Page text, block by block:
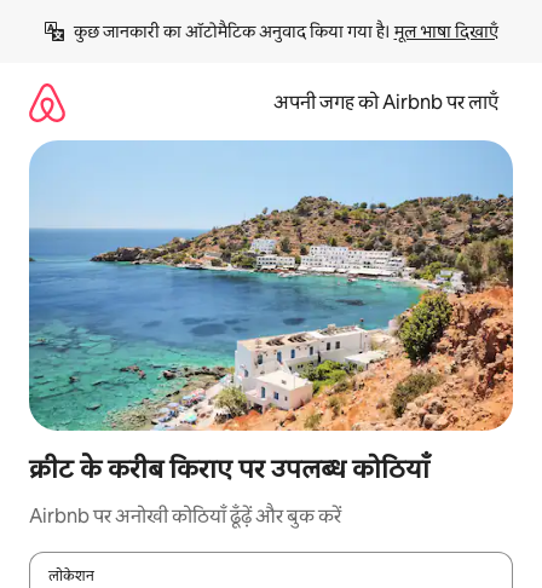
छोड़कर
कॉन्टेंट
कुछ जानकारी का ऑटोमैटिक अनुवाद किया गया है। मूल भाषा दिखाएँ
अपनी जगह को Airbnb पर लाएँ
क्रीट के करीब किराए पर उपलब्ध कोठियाँ
Airbnb पर अनोखी कोठियाँ ढूँढ़ें और बुक करें
लोकेशन